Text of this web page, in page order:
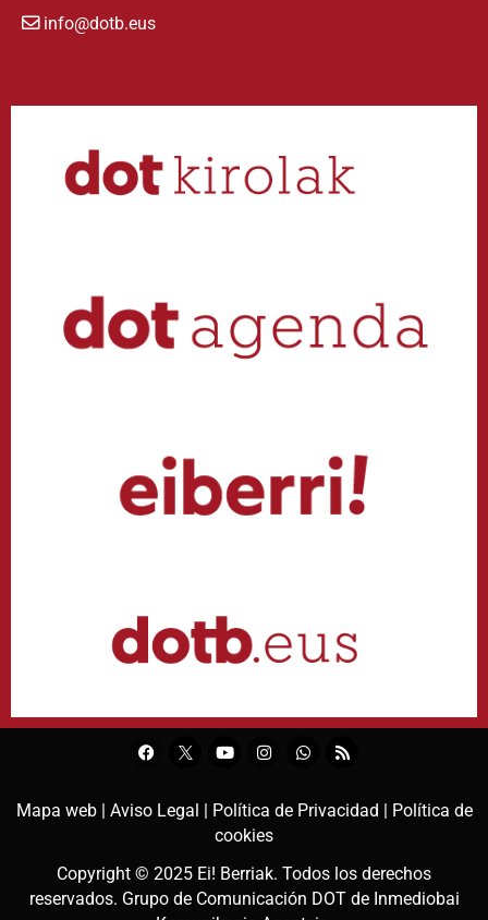
info@dotb.eus
Mapa web | Aviso Legal | Política de Privacidad |
Política de
cookies
Copyright © 2025 Ei! Berriak. Todos los derechos
reservados. Grupo de Comunicación DOT de Inmediobai